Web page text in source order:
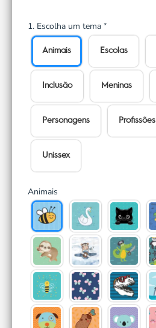
1. Escolha um tema *
Animais Escolas
Inclusão Meninas
Personagens Profissões
Unissex
Animais